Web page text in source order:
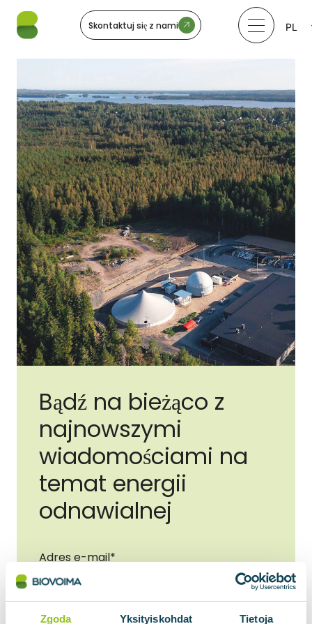
Zgoda Yksityiskohdat Tietoja
Skontaktuj się z nami
PL
NO
Bądź na bieżąco z
najnowszymi
wiadomościami na
temat energii
odnawialnej
Adres e-mail*